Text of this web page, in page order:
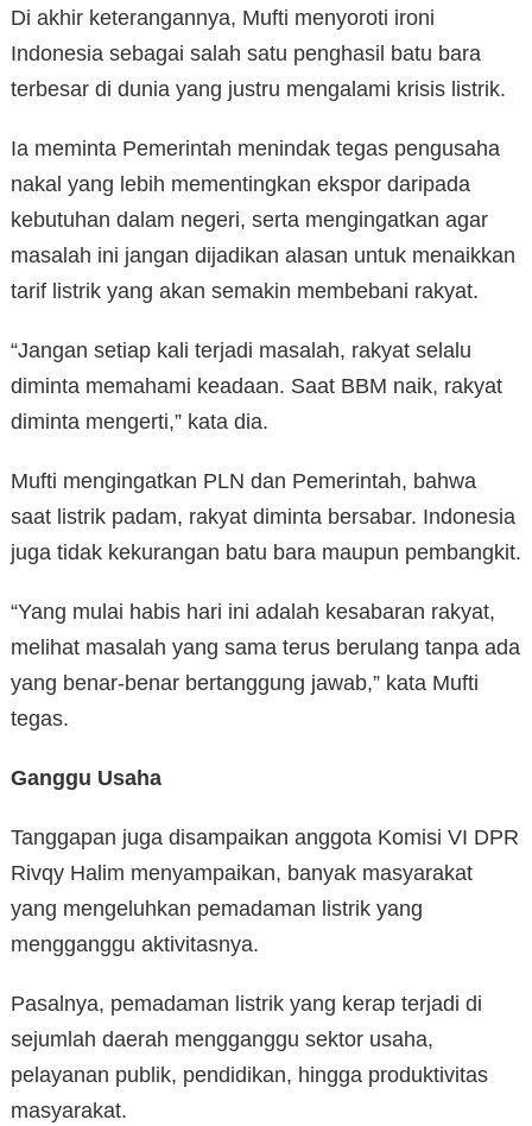
Di akhir keterangannya, Mufti menyoroti ironi
Indonesia sebagai salah satu penghasil batu bara
terbesar di dunia yang justru mengalami krisis listrik.
Ia meminta Pemerintah menindak tegas pengusaha
nakal yang lebih mementingkan ekspor daripada
kebutuhan dalam negeri, serta mengingatkan agar
masalah ini jangan dijadikan alasan untuk menaikkan
tarif listrik yang akan semakin membebani rakyat.
“Jangan setiap kali terjadi masalah, rakyat selalu
diminta memahami keadaan. Saat BBM naik, rakyat
diminta mengerti,” kata dia.
Mufti mengingatkan PLN dan Pemerintah, bahwa
saat listrik padam, rakyat diminta bersabar. Indonesia
juga tidak kekurangan batu bara maupun pembangkit.
“Yang mulai habis hari ini adalah kesabaran rakyat,
melihat masalah yang sama terus berulang tanpa ada
yang benar-benar bertanggung jawab,” kata Mufti
tegas.
Ganggu Usaha
Tanggapan juga disampaikan anggota Komisi VI DPR
Rivqy Halim menyampaikan, banyak masyarakat
yang mengeluhkan pemadaman listrik yang
mengganggu aktivitasnya.
Pasalnya, pemadaman listrik yang kerap terjadi di
sejumlah daerah mengganggu sektor usaha,
pelayanan publik, pendidikan, hingga produktivitas
masyarakat.